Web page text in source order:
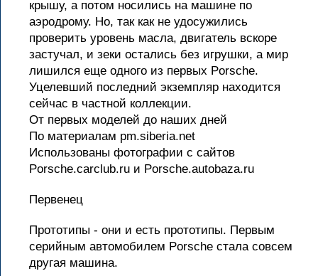
крышу, а потом носились на машине по
аэродрому. Но, так как не удосужились
проверить уровень масла, двигатель вскоре
застучал, и зеки остались без игрушки, а мир
лишился еще одного из первых Porsche.
Уцелевший последний экземпляр находится
сейчас в частной коллекции.
От первых моделей до наших дней
По материалам pm.siberia.net
Использованы фотографии с сайтов
Porsche.carclub.ru и Porsche.autobaza.ru
Первенец
Прототипы - они и есть прототипы. Первым
серийным автомобилем Porsche стала совсем
другая машина.